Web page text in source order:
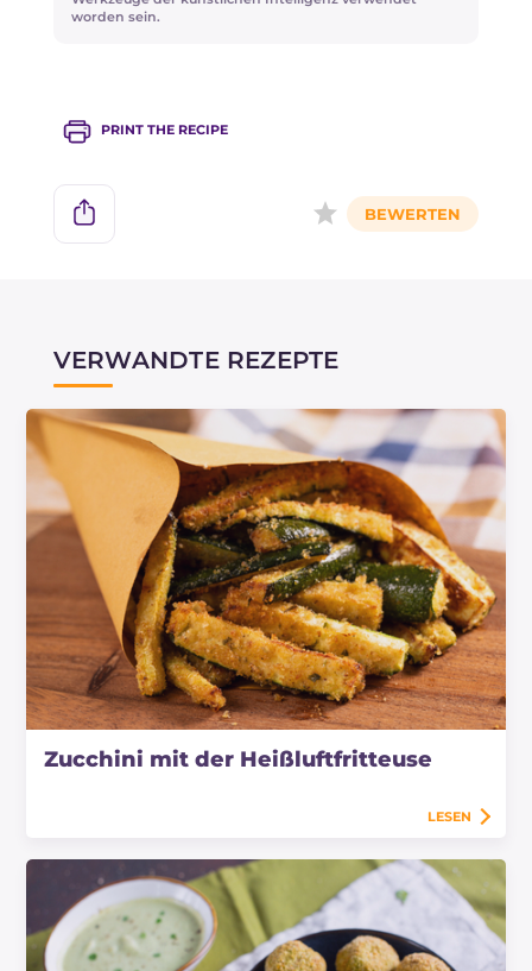
worden sein.
PRINT THE RECIPE
VERWANDTE REZEPTE
Zucchini mit der Heißluftfritteuse
LESEN